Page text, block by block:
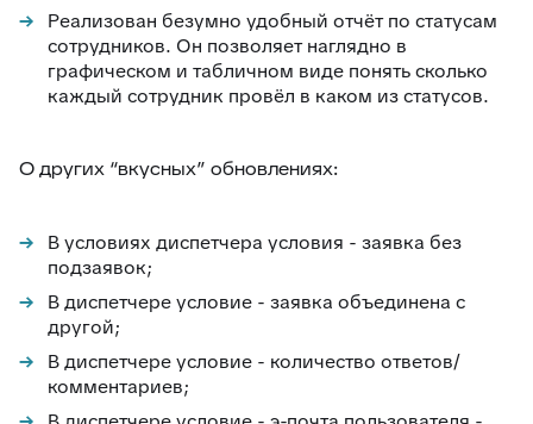
Реализован безумно удобный отчёт по статусам
сотрудников. Он позволяет наглядно в
графическом и табличном виде понять сколько
каждый сотрудник провёл в каком из статусов.
О других “вкусных” обновлениях:
В условиях диспетчера условия - заявка без
подзаявок;
В диспетчере условие - заявка объединена с
другой;
В диспетчере условие - количество ответов/
комментариев;